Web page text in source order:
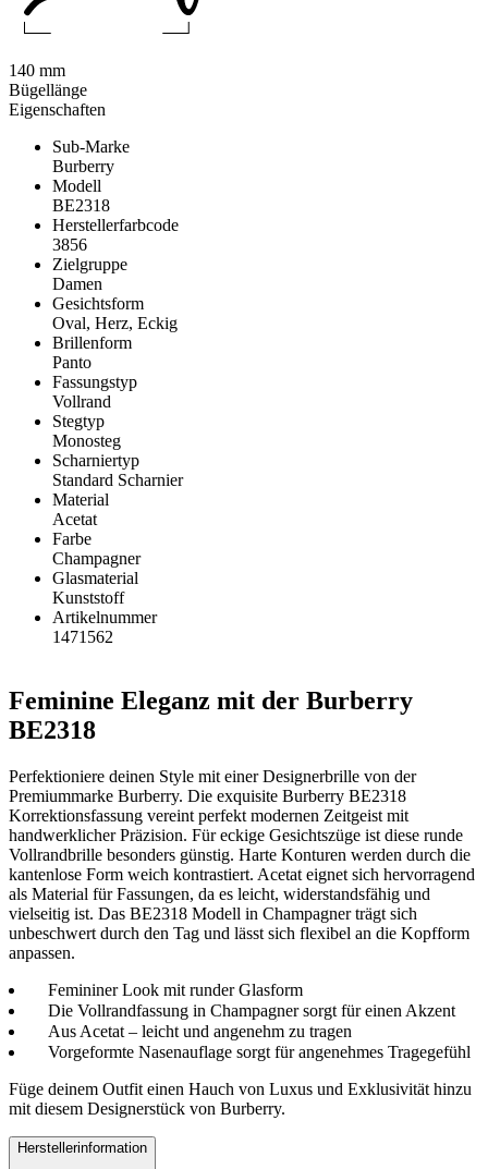
Eigenschaften
Sub-Marke
Burberry
Modell
BE2318
Herstellerfarbcode
3856
Zielgruppe
Damen
Gesichtsform
Oval, Herz, Eckig
Brillenform
Panto
Fassungstyp
Vollrand
Stegtyp
Monosteg
Scharniertyp
Standard Scharnier
Material
Acetat
Farbe
Champagner
Glasmaterial
Kunststoff
Artikelnummer
1471562
Feminine Eleganz mit der Burberry
BE2318
Perfektioniere deinen Style mit einer Designerbrille von der
Premiummarke Burberry. Die exquisite Burberry BE2318
Korrektionsfassung vereint perfekt modernen Zeitgeist mit
handwerklicher Präzision. Für eckige Gesichtszüge ist diese runde
Vollrandbrille besonders günstig. Harte Konturen werden durch die
kantenlose Form weich kontrastiert. Acetat eignet sich hervorragend
als Material für Fassungen, da es leicht, widerstandsfähig und
vielseitig ist. Das BE2318 Modell in Champagner trägt sich
unbeschwert durch den Tag und lässt sich flexibel an die Kopfform
anpassen.
Femininer Look mit runder Glasform
Die Vollrandfassung in Champagner sorgt für einen Akzent
Aus Acetat – leicht und angenehm zu tragen
Vorgeformte Nasenauflage sorgt für angenehmes Tragegefühl
Füge deinem Outfit einen Hauch von Luxus und Exklusivität hinzu
mit diesem Designerstück von Burberry.
Herstellerinformation
140 mm
Bügellänge